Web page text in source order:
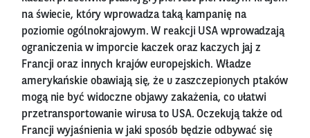
na świecie, który wprowadza taką kampanię na
poziomie ogólnokrajowym. W reakcji USA wprowadzają
ograniczenia w imporcie kaczek oraz kaczych jaj z
Francji oraz innych krajów europejskich. Władze
amerykańskie obawiają się, że u zaszczepionych ptaków
mogą nie być widoczne objawy zakażenia, co ułatwi
przetransportowanie wirusa to USA. Oczekują także od
Francji wyjaśnienia w jaki sposób będzie odbywać się